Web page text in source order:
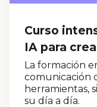
Curso
IA para
La formación
comunicación
herramientas,
su día a día.